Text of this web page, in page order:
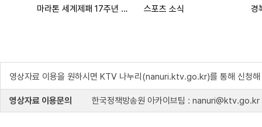
마라톤 세계제패 17주년 기념 스포츠 소식 경
영상자료 이용을 원하시면 KTV 나누리(nanuri.ktv.go.kr)를 통해 신청해
영상자료 이용문의 한국정책방송원 아카이브팀 : nanuri@ktv.go.kr